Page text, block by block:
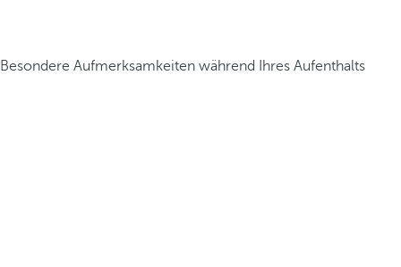
Besondere Aufmerksamkeiten während Ihres Aufenthalts